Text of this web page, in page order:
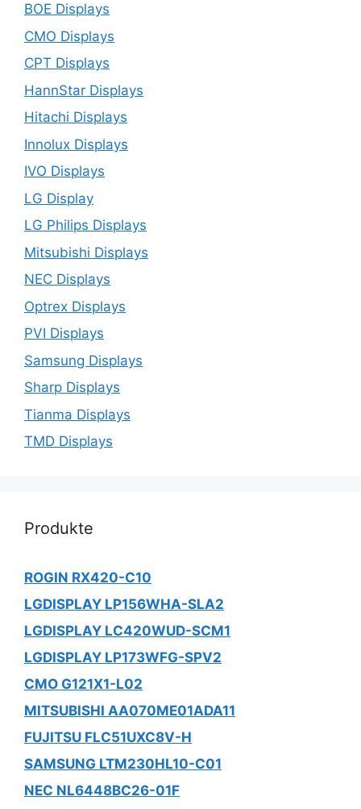
BOE Displays
CMO Displays
CPT Displays
HannStar Displays
Hitachi Displays
Innolux Displays
IVO Displays
LG Display
LG Philips Displays
Mitsubishi Displays
NEC Displays
Optrex Displays
PVI Displays
Samsung Displays
Sharp Displays
Tianma Displays
TMD Displays
Produkte
ROGIN RX420-C10
LGDISPLAY LP156WHA-SLA2
LGDISPLAY LC420WUD-SCM1
LGDISPLAY LP173WFG-SPV2
CMO G121X1-L02
MITSUBISHI AA070ME01ADA11
FUJITSU FLC51UXC8V-H
SAMSUNG LTM230HL10-C01
NEC NL6448BC26-01F